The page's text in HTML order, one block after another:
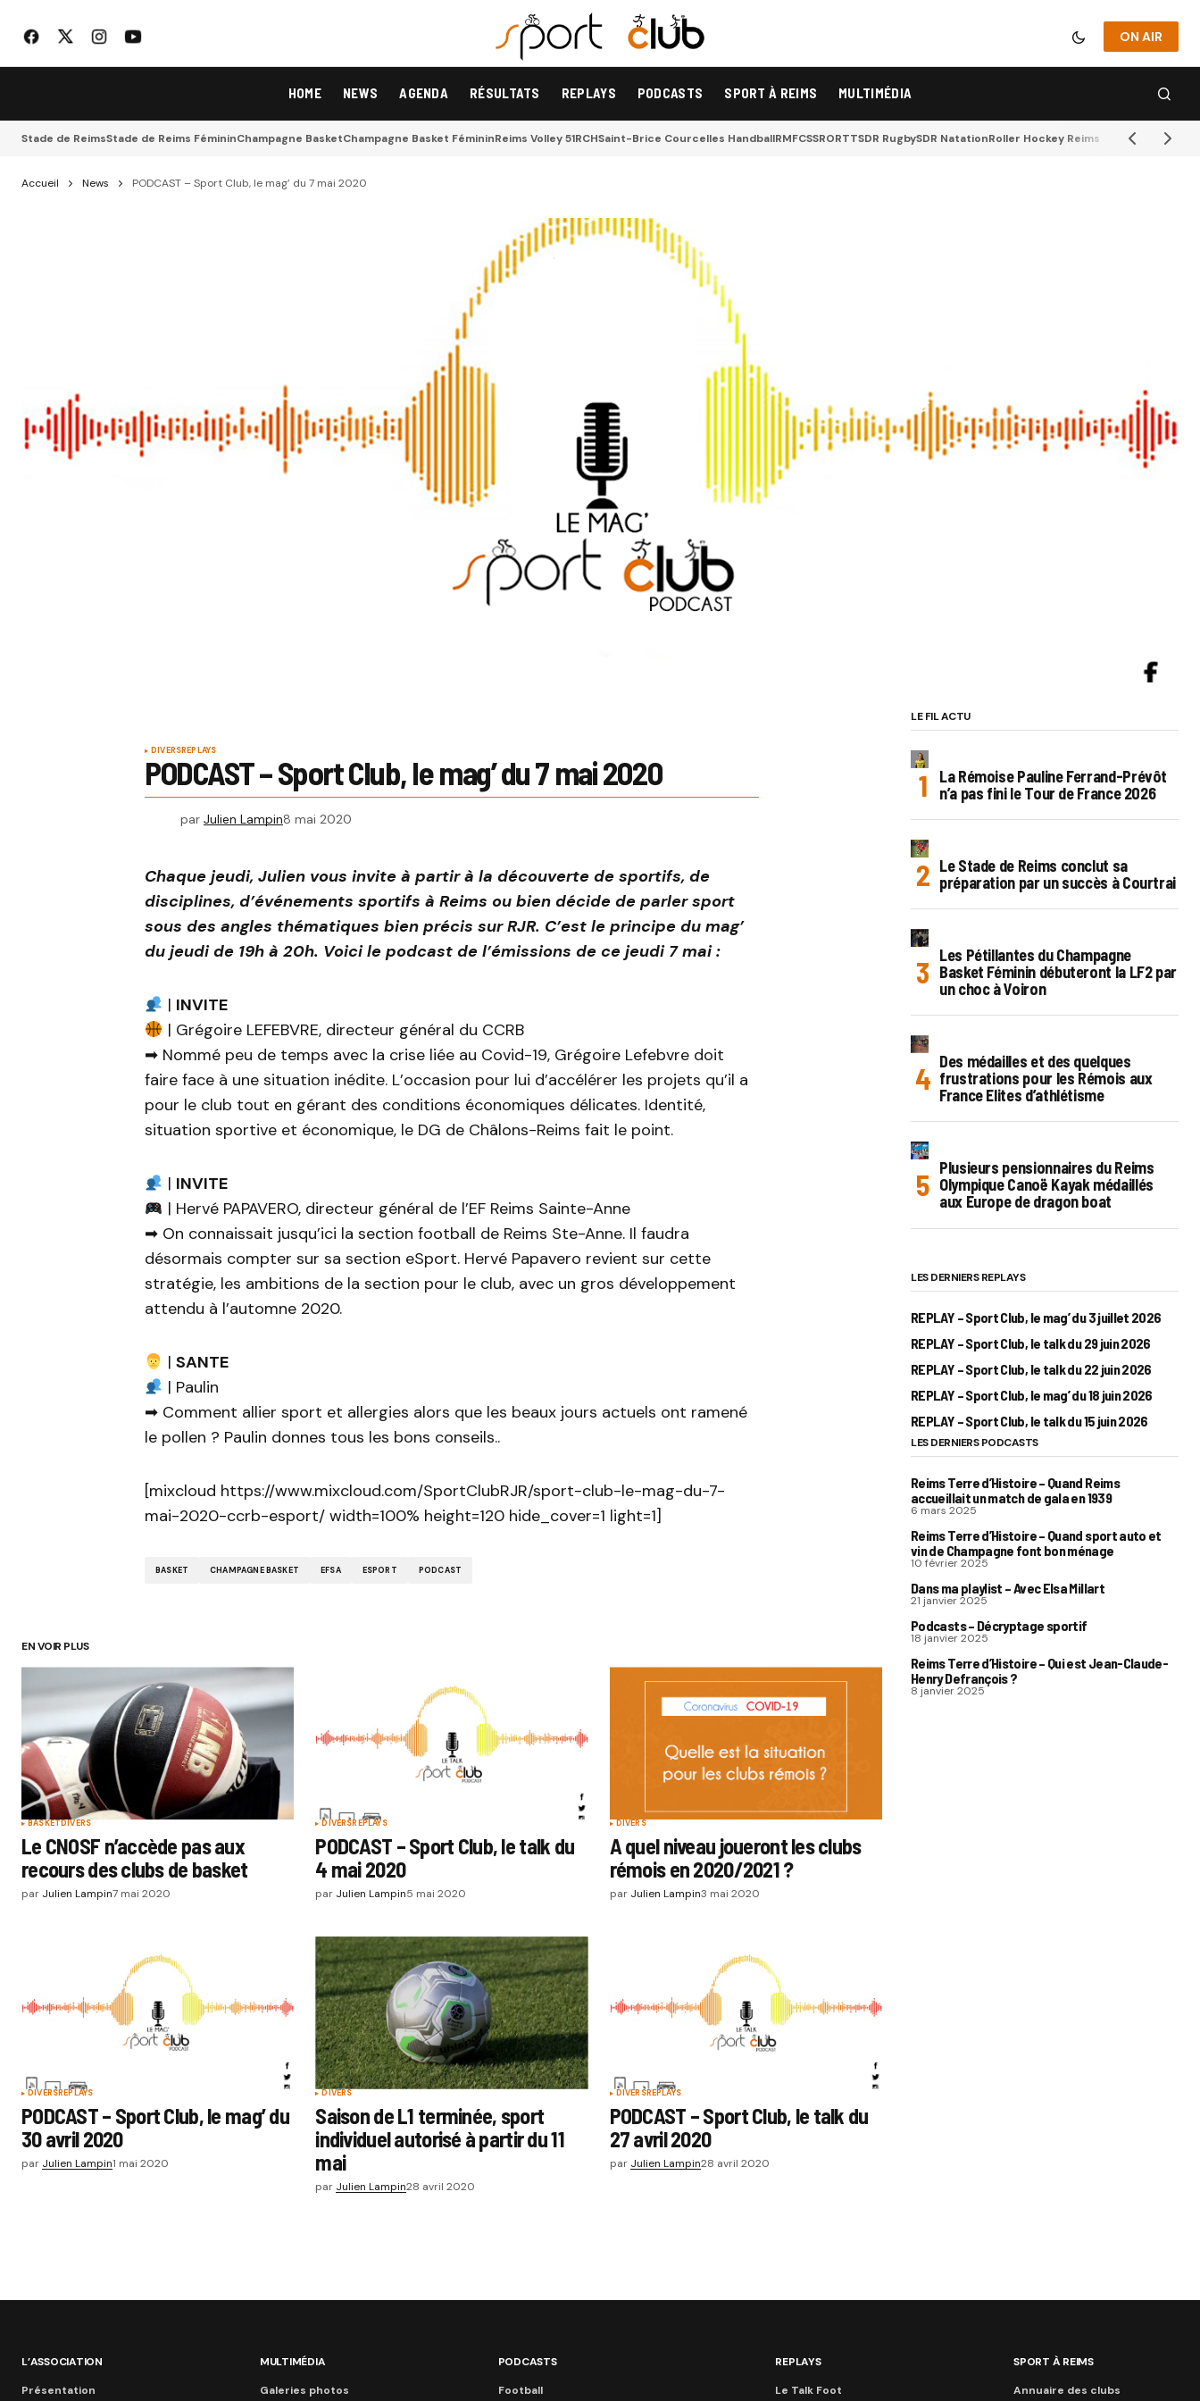
ON AIR
HOME NEWS AGENDA RÉSULTATS REPLAYS PODCASTS SPORT À REIMS MULTIMÉDIA
Stade de ReimsStade de Reims FémininChampagne BasketChampagne Basket FémininReims Volley 51RCHSaint-Brice Courcelles HandballRMFCSSRORTTSDR RugbySDR NatationRoller Hockey Reims
Accueil News PODCAST – Sport Club, le mag’ du 7 mai 2020
DIVERSREPLAYS
PODCAST – Sport Club, le mag’ du 7 mai 2020
par Julien Lampin8 mai 2020
Chaque jeudi, Julien vous invite à partir à la découverte de sportifs, de
disciplines, d’événements sportifs à Reims ou bien décide de parler sport
sous des angles thématiques bien précis sur RJR. C’est le principe du mag’
du jeudi de 19h à 20h. Voici le podcast de l’émissions de ce jeudi 7 mai :
| INVITE
| Grégoire LEFEBVRE, directeur général du CCRB
➡ Nommé peu de temps avec la crise liée au Covid-19, Grégoire Lefebvre doit
faire face à une situation inédite. L’occasion pour lui d’accélérer les projets qu’il a
pour le club tout en gérant des conditions économiques délicates. Identité,
situation sportive et économique, le DG de Châlons-Reims fait le point.
| INVITE
| Hervé PAPAVERO, directeur général de l’EF Reims Sainte-Anne
➡ On connaissait jusqu’ici la section football de Reims Ste-Anne. Il faudra
désormais compter sur sa section eSport. Hervé Papavero revient sur cette
stratégie, les ambitions de la section pour le club, avec un gros développement
attendu à l’automne 2020.
| SANTE
| Paulin
➡ Comment allier sport et allergies alors que les beaux jours actuels ont ramené
le pollen ? Paulin donnes tous les bons conseils..
[mixcloud https://www.mixcloud.com/SportClubRJR/sport-club-le-mag-du-7-
mai-2020-ccrb-esport/ width=100% height=120 hide_cover=1 light=1]
BASKET CHAMPAGNE BASKET EFSA ESPORT PODCAST
EN VOIR PLUS
BASKETDIVERS
Le CNOSF n’accède pas aux
recours des clubs de basket
par Julien Lampin7 mai 2020
DIVERSREPLAYS
PODCAST – Sport Club, le talk du
4 mai 2020
par Julien Lampin5 mai 2020
DIVERS
A quel niveau joueront les clubs
rémois en 2020/2021 ?
par Julien Lampin3 mai 2020
DIVERSREPLAYS
PODCAST – Sport Club, le mag’ du
30 avril 2020
par Julien Lampin1 mai 2020
DIVERS
Saison de L1 terminée, sport
individuel autorisé à partir du 11
mai
par Julien Lampin28 avril 2020
DIVERSREPLAYS
PODCAST – Sport Club, le talk du
27 avril 2020
par Julien Lampin28 avril 2020
LE FIL ACTU
La Rémoise Pauline Ferrand-Prévôt
n’a pas fini le Tour de France 2026
Le Stade de Reims conclut sa
préparation par un succès à Courtrai
Les Pétillantes du Champagne
Basket Féminin débuteront la LF2 par
un choc à Voiron
Des médailles et des quelques
frustrations pour les Rémois aux
France Elites d’athlétisme
Plusieurs pensionnaires du Reims
Olympique Canoë Kayak médaillés
aux Europe de dragon boat
LES DERNIERS REPLAYS
REPLAY – Sport Club, le mag’ du 3 juillet 2026
REPLAY – Sport Club, le talk du 29 juin 2026
REPLAY – Sport Club, le talk du 22 juin 2026
REPLAY – Sport Club, le mag’ du 18 juin 2026
REPLAY – Sport Club, le talk du 15 juin 2026
LES DERNIERS PODCASTS
Reims Terre d’Histoire – Quand Reims
accueillait un match de gala en 1939
6 mars 2025
Reims Terre d’Histoire – Quand sport auto et
vin de Champagne font bon ménage
10 février 2025
Dans ma playlist – Avec Elsa Millart
21 janvier 2025
Podcasts – Décryptage sportif
18 janvier 2025
Reims Terre d’Histoire – Qui est Jean-Claude-
Henry Defrançois ?
8 janvier 2025
L’ASSOCIATION
Présentation
MULTIMÉDIA
Galeries photos
PODCASTS
Football
REPLAYS
Le Talk Foot
SPORT À REIMS
Annuaire des clubs